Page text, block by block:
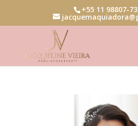
+55 11 98807-